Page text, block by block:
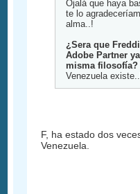
Ojalá que haya
te lo
alma..!
¿Sera que
Adobe Partner
misma filosofía?
Venezuela
F, ha estado dos
Venezuela.